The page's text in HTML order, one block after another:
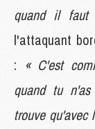
quand il
l'attaquant
: « C'est
quand tu
trouve qu'avec